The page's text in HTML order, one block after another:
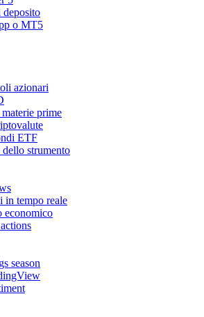
o MT5
azionari
prime
ETF
dello strumento
in tempo reale
economico
season